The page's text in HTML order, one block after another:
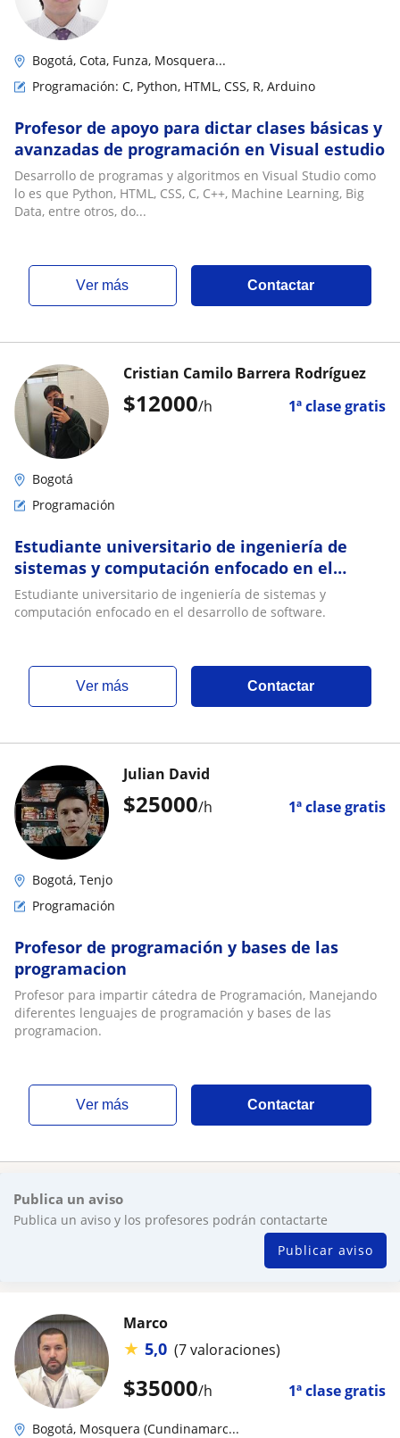
Bogotá, Cota, Funza, Mosquera...
Programación: C, Python, HTML, CSS, R, Arduino
Profesor de apoyo para dictar clases básicas y
avanzadas de programación en Visual estudio
Desarrollo de programas y algoritmos en Visual Studio como
lo es que Python, HTML, CSS, C, C++, Machine Learning, Big
Data, entre otros, do...
ver más Contactar
$12000/h 1ª clase gratis
Cristian Camilo Barrera Rodríguez
Bogotá
Programación
Estudiante universitario de ingeniería de
sistemas y computación enfocado en el
desarrollo de software
Estudiante universitario de ingeniería de sistemas y
computación enfocado en el desarrollo de software.
ver más Contactar
$25000/h 1ª clase gratis
Julian David
Bogotá, Tenjo
Programación
Profesor de programación y bases de las
programacion
Profesor para impartir cátedra de Programación, Manejando
diferentes lenguajes de programación y bases de las
programacion.
ver más Contactar
Publica un aviso
Publica un aviso y los profesores podrán contactarte
Publicar aviso
$35000/h 1ª clase gratis
Marco
★ 5,0 (7 valoraciones)
Bogotá, Mosquera (Cundinamarc...